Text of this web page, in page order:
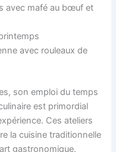
avec mafé au bœuf et
avec rouleaux de
son emploi du temps
est primordial
Ces ateliers
la cuisine traditionnelle
gastronomique.